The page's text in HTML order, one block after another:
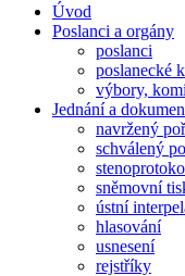
Úvod
Poslanci a orgány
poslanci
poslanecké
výbory,
Jednání a
navržený
schválený
sněmovní
ústní
hlasování
usnesení
rejstříky